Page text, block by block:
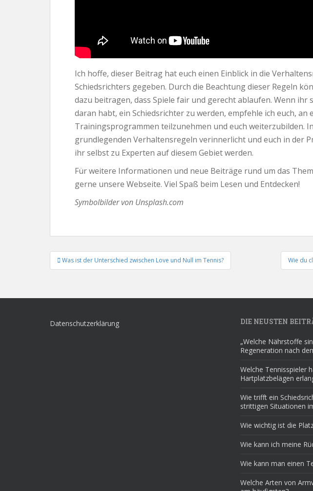
Ich hoffe, dieser Beitrag hat euch einen Einblick in die
Schiedsrichters gegeben. Durch die Beachtung dieser Regeln
dazu beitragen, dass Spiele fair und gerecht ablaufen. Wenn ihr
daran habt, ein Schiedsrichter zu werden, empfehle ich euch, an
Trainingsprogrammen teilzunehmen und euch weiterzubilden.
grundlegenden Verhaltensregeln verinnerlicht und euch in der
ihr selbst zu Experten auf diesem Gebiet werden.
Für weitere Informationen und neue Beiträge rund um das
gerne unsere Webseite. Viel Spaß beim Lesen und Entdecken!
Symbolbilder von Unsplash.com
Beitrags-
Navigation
Was ist der Unterschied zwischen Love und Null im Tennis? Wie du
Datenschutzerklärung DIE NEUSTEN
„Welche Nährstoffe
Regeneration nach
Welche Tennisspieler
Hartplatzbelägen
Wie trifft ein
strittigen Situationen
Wie wichtig ist die
Wie kann ich meine
Wie kann man einen
Welche Arten von